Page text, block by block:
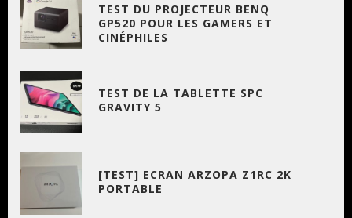
TEST DU PROJECTEUR BENQ
GP520 POUR LES GAMERS ET
CINÉPHILES
TEST DE LA TABLETTE SPC
GRAVITY 5
[TEST] ECRAN ARZOPA Z1RC 2K
PORTABLE